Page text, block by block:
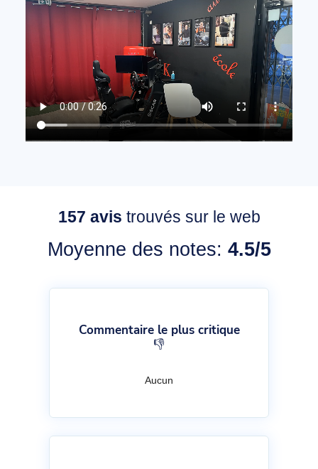
157 avis trouvés sur le web
Moyenne des notes: 4.5/5
Commentaire le plus critique
👎
Aucun